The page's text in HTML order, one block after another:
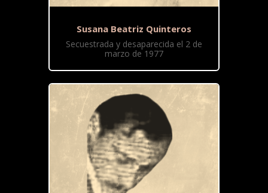
Susana Beatriz Quinteros
Secuestrada y desaparecida el 2 de
marzo de 1977